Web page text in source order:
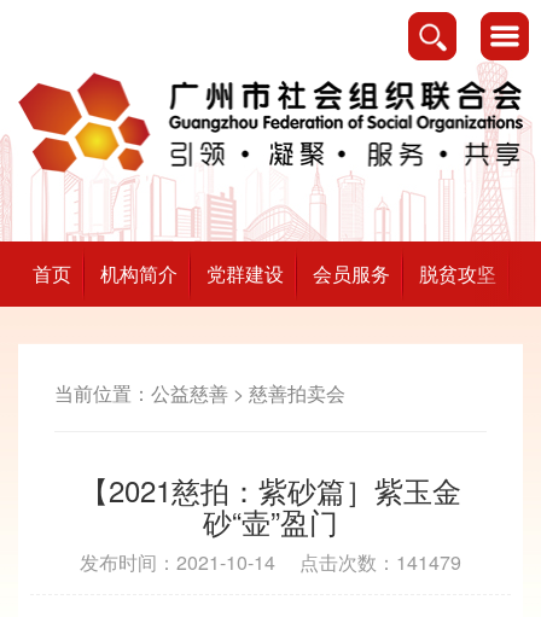
首页 机构简介 党群建设 会员服务 脱贫攻坚
当前位置： 公益慈善 > 慈善拍卖会
【2021慈拍：紫砂篇］紫玉金
砂“壶”盈门
发布时间：2021-10-14 点击次数：141479